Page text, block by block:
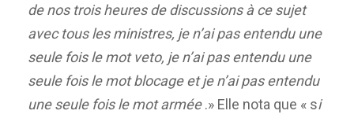
de nos trois heures de discussions à ce sujet
avec tous les ministres, je n’ai pas entendu une
seule fois le mot veto, je n’ai pas entendu une
seule fois le mot blocage et je n’ai pas entendu
une seule fois le mot armée.» Elle nota que « si